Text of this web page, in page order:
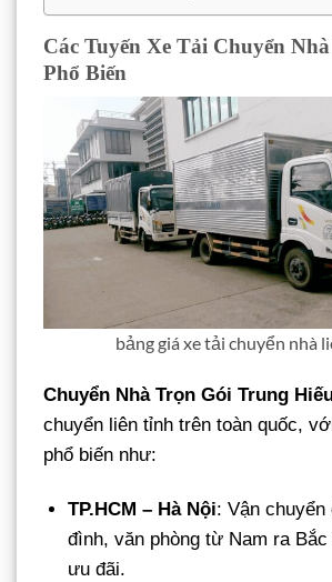
Các Tuyến Xe Tải Chuyển
Phổ Biến
bảng giá xe tải chuyển nhà
Chuyển Nhà Trọn Gói Trung
chuyển liên tỉnh trên toàn quốc,
phổ biến như:
TP.HCM – Hà Nội: Vận chuyển
đình, văn phòng từ Nam ra
ưu đãi.